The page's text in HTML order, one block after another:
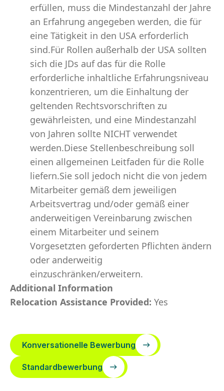
erfüllen, muss die Mindestanzahl der Jahre
an Erfahrung angegeben werden, die für
eine Tätigkeit in den USA erforderlich
sind.Für Rollen außerhalb der USA sollten
sich die JDs auf das für die Rolle
erforderliche inhaltliche Erfahrungsniveau
konzentrieren, um die Einhaltung der
geltenden Rechtsvorschriften zu
gewährleisten, und eine Mindestanzahl
von Jahren sollte NICHT verwendet
werden.Diese Stellenbeschreibung soll
einen allgemeinen Leitfaden für die Rolle
liefern.Sie soll jedoch nicht die von jedem
Mitarbeiter gemäß dem jeweiligen
Arbeitsvertrag und/oder gemäß einer
anderweitigen Vereinbarung zwischen
einem Mitarbeiter und seinem
Vorgesetzten geforderten Pflichten ändern
oder anderweitig
einzuschränken/erweitern.
Additional Information
Relocation Assistance Provided: Yes
Konversationelle Bewerbung
Standardbewerbung